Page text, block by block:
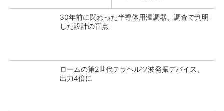
30年前に関わった半導体用温調器、調査で判明
した設計の盲点
ロームの第2世代テラヘルツ波発振デバイス、
出力4倍に